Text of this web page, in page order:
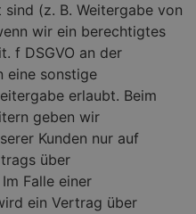
(z. B. Weitergabe von
wir ein berechtigtes
f DSGVO an der
eine sonstige
erlaubt. Beim
geben wir
Kunden nur auf
über
Falle einer
ein Vertrag über